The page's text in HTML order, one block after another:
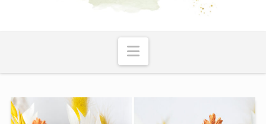
Navigation